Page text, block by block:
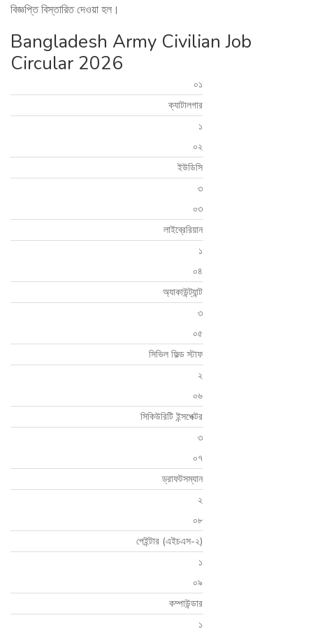
বিজ্ঞপ্তি বিস্তারিত দেওয়া হল।
Bangladesh Army Civilian Job
Circular 2026
০১
ক্যাটালগার
১
০২
ইউডিসি
৩
০৩
লাইব্রেরিয়ান
১
০৪
অ্যাকাউন্ট্যান্ট
৩
০৫
সিভিল ফিল্ড স্টাফ
২
০৬
সিকিউরিটি ইন্সপেক্টর
৩
০৭
ড্রাফটসম্যান
২
০৮
পেইন্টার (এইচএস-২)
১
০৯
কম্পাউন্ডার
১